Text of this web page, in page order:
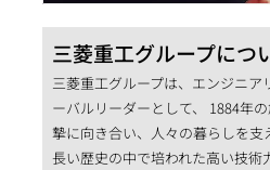
三菱重工グループにつ
三菱重工グループは、エンジニア
ーバルリーダーとして、 1884年
摯に向き合い、人々の暮らしを支
長い歴史の中で培われた高い技術